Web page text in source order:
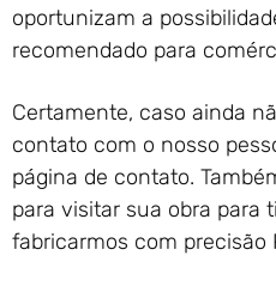
oportunizam a
recomendado para
Certamente, caso ainda
contato com o nosso
página de contato.
para visitar sua obra para
fabricarmos com precisão